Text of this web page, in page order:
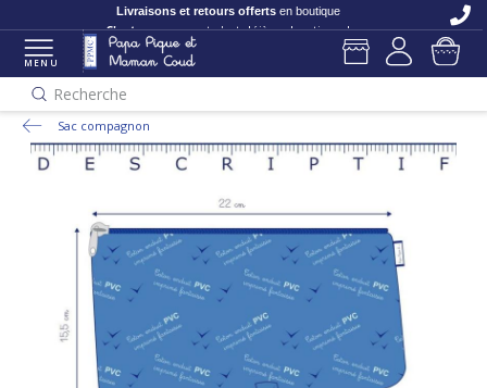
Livraisons et retours offerts en boutique
C'est nouveau et c'est déjà en boutique !
MENU
Recherche
Sac compagnon